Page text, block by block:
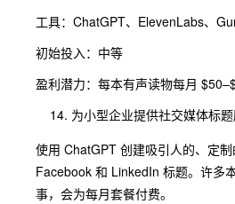
工具：ChatGPT、ElevenLabs、
初始投入：中等
盈利潜力：每本有声读物每月
为小型企业提供社交媒体标
使用 ChatGPT 创建吸引人的、定制
Facebook 和 LinkedIn 标题。许多
事，会为每月套餐付费。